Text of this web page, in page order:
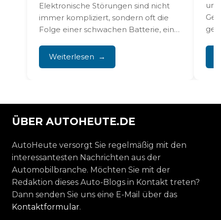
Elektronische Störungen sind nicht
immer kompliziert, sondern oft die
Folge einer schwachen Batterie, einer
eines oxidierten Steckers....
Weiterlesen
ÜBER AUTOHEUTE.DE
AutoHeute versorgt Sie regelmäßig mit den
interessantesten Nachrichten aus der
Automobilbranche. Möchten Sie mit der
Redaktion dieses Auto-Blogs in Kontakt treten?
Dann senden Sie uns eine E-Mail über das
Kontaktformular.